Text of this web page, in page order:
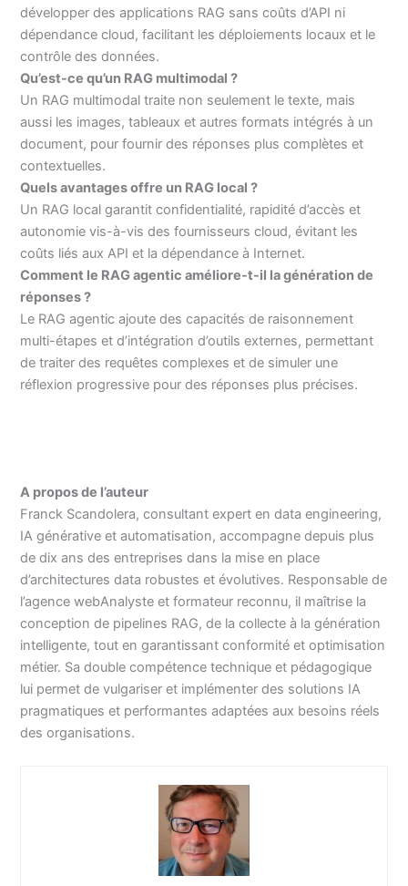
développer des applications RAG sans coûts d’API ni
dépendance cloud, facilitant les déploiements locaux et le
contrôle des données.
Qu’est-ce qu’un RAG multimodal ?
Un RAG multimodal traite non seulement le texte, mais
aussi les images, tableaux et autres formats intégrés à un
document, pour fournir des réponses plus complètes et
contextuelles.
Quels avantages offre un RAG local ?
Un RAG local garantit confidentialité, rapidité d’accès et
autonomie vis-à-vis des fournisseurs cloud, évitant les
coûts liés aux API et la dépendance à Internet.
Comment le RAG agentic améliore-t-il la génération de
réponses ?
Le RAG agentic ajoute des capacités de raisonnement
multi-étapes et d’intégration d’outils externes, permettant
de traiter des requêtes complexes et de simuler une
réflexion progressive pour des réponses plus précises.
A propos de l’auteur
Franck Scandolera, consultant expert en data engineering,
IA générative et automatisation, accompagne depuis plus
de dix ans des entreprises dans la mise en place
d’architectures data robustes et évolutives. Responsable de
l’agence webAnalyste et formateur reconnu, il maîtrise la
conception de pipelines RAG, de la collecte à la génération
intelligente, tout en garantissant conformité et optimisation
métier. Sa double compétence technique et pédagogique
lui permet de vulgariser et implémenter des solutions IA
pragmatiques et performantes adaptées aux besoins réels
des organisations.